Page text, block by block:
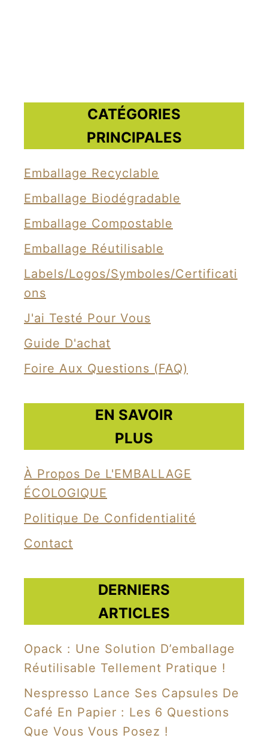
CATÉGORIES
PRINCIPALES
Emballage Recyclable
Emballage Biodégradable
Emballage Compostable
Emballage Réutilisable
Labels/Logos/Symboles/Certificati
Ons
J'ai Testé Pour Vous
Guide D'achat
Foire Aux Questions (FAQ)
EN SAVOIR
PLUS
À Propos De L'EMBALLAGE
ÉCOLOGIQUE
Politique De Confidentialité
Contact
DERNIERS
ARTICLES
Opack : Une Solution D’emballage
Réutilisable Tellement Pratique !
Nespresso Lance Ses Capsules De
Café En Papier : Les 6 Questions
Que Vous Vous Posez !